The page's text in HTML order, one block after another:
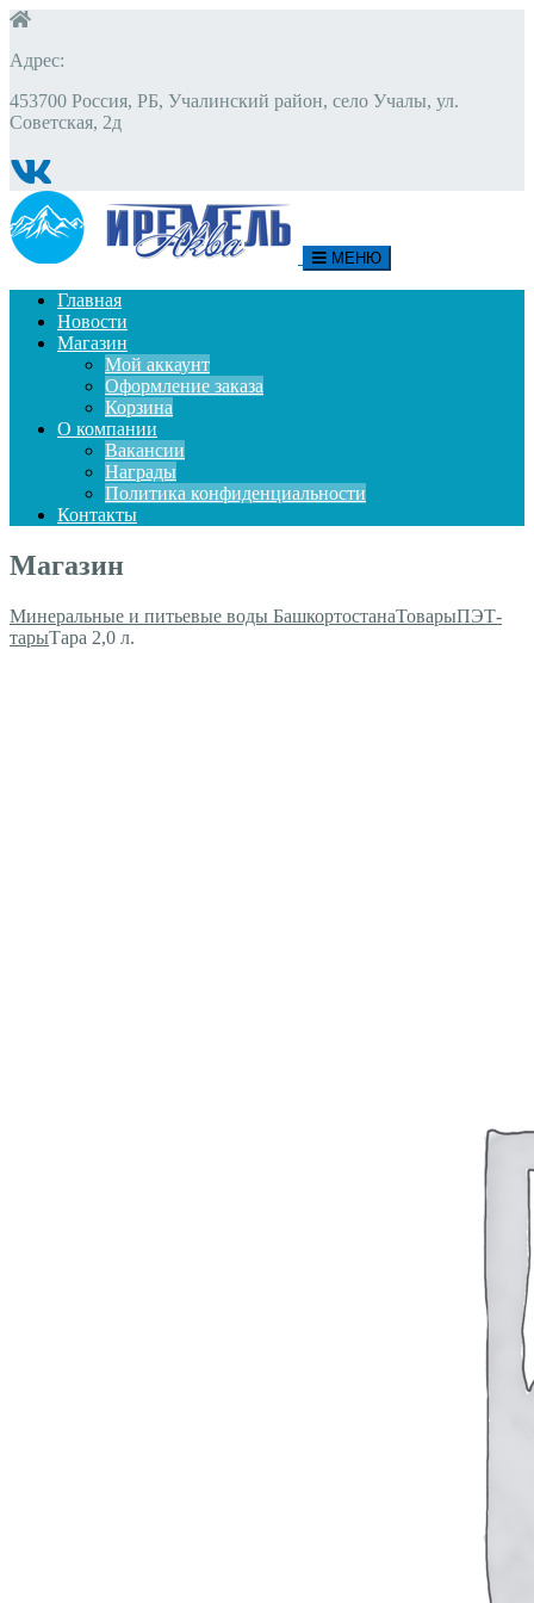
Адрес:
453700 Россия, РБ, Учалинский район, село Учалы, ул.
Советская, 2д
МЕНЮ
Главная
Новости
Магазин
Мой аккаунт
Оформление заказа
Корзина
О компании
Вакансии
Награды
Политика конфиденциальности
Контакты
Магазин
Минеральные и питьевые воды БашкортостанаТоварыПЭТ-
тарыТара 2,0 л.